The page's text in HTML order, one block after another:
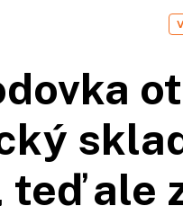
teď ale